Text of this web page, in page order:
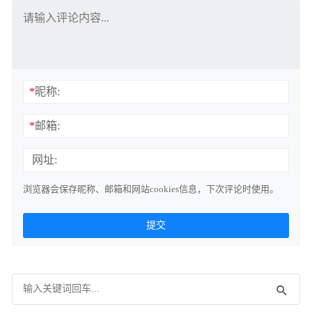
*昵称:
*邮箱:
网址:
浏览器会保存昵称、邮箱和网站cookies信息，下次评论时使用。